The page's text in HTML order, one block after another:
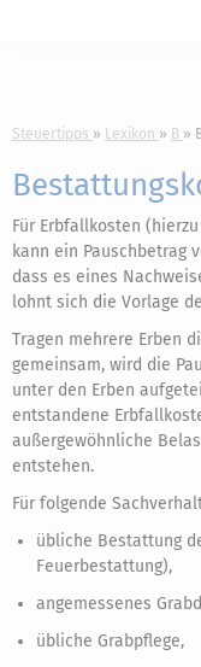
Steuertipps Lexikon B
Für Erbfallkosten
kann ein Pauschbetrag
dass es eines
lohnt sich die Vorlage
Tragen mehrere Erben
gemeinsam, wird die
unter den Erben
entstandene
außergewöhnliche
entstehen.
Für folgende
übliche Bestattung
Feuerbestattung),
angemessenes
übliche Grabpflege,